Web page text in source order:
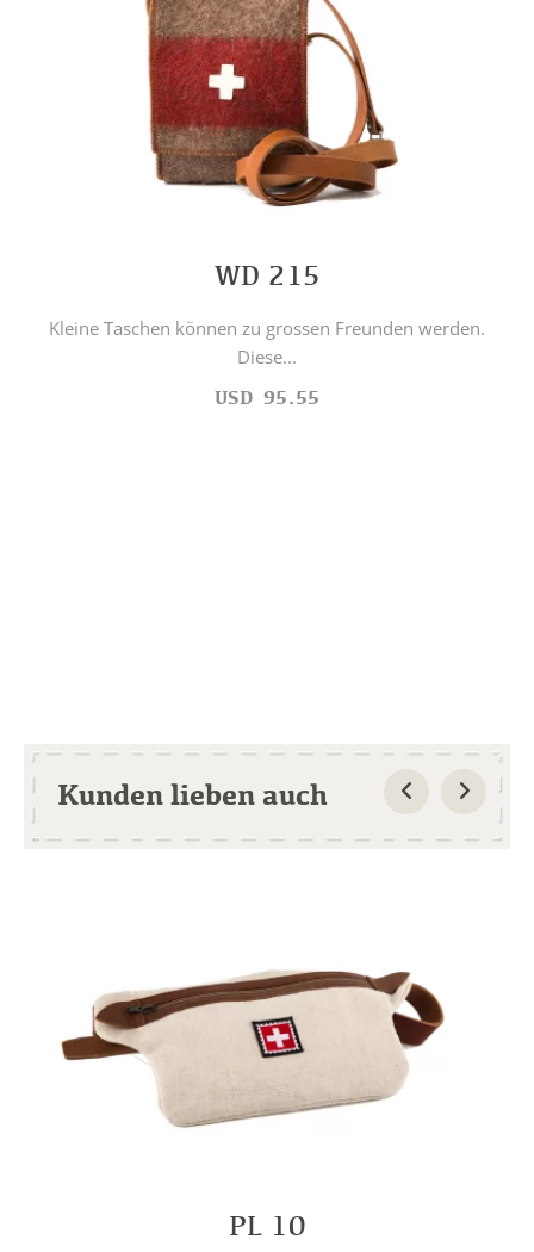
WD 215
Kleine Taschen können zu grossen Freunden werden.
Diese...
USD 95.55
Kunden lieben auch
PL 10